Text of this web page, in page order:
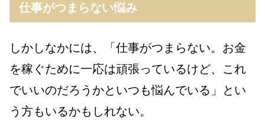
仕事がつまらない悩み
しかしなかには、「仕事がつまらない。お金
を稼ぐために一応は頑張っているけど、これ
でいいのだろうかといつも悩んでいる」とい
う方もいるかもしれない。